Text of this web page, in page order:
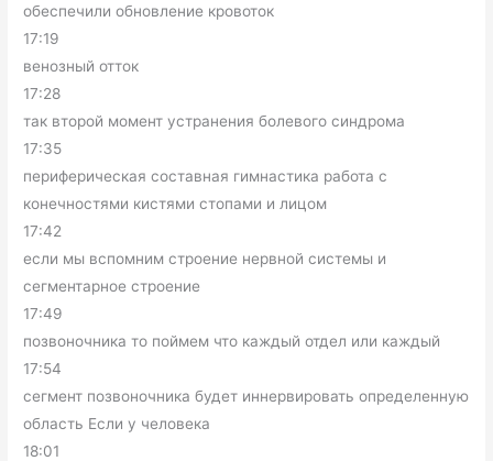
обеспечили обновление кровоток
17:19
венозный отток
17:28
так второй момент устранения болевого синдрома
17:35
периферическая составная гимнастика работа с
конечностями кистями стопами и лицом
17:42
если мы вспомним строение нервной системы и
сегментарное строение
17:49
позвоночника то поймем что каждый отдел или каждый
17:54
сегмент позвоночника будет иннервировать определенную
область Если у человека
18:01